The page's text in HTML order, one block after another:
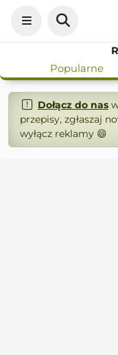
Popularne
Dołącz do nas
przepisy, zgłaszaj
wyłącz reklamy 😄